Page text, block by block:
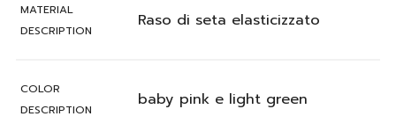
MATERIAL
DESCRIPTION
Raso di seta elasticizzato
COLOR
DESCRIPTION
baby pink e light green